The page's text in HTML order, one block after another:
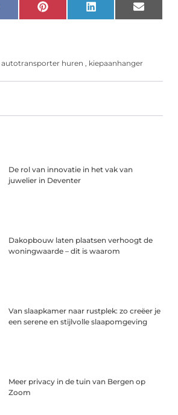
Pinterest LinkedIn Email
autotransporter huren , kiepaanhanger
De rol van innovatie in het vak van
juwelier in Deventer
Dakopbouw laten plaatsen verhoogt de
woningwaarde – dit is waarom
Van slaapkamer naar rustplek: zo creëer je
een serene en stijlvolle slaapomgeving
Meer privacy in de tuin van Bergen op
Zoom